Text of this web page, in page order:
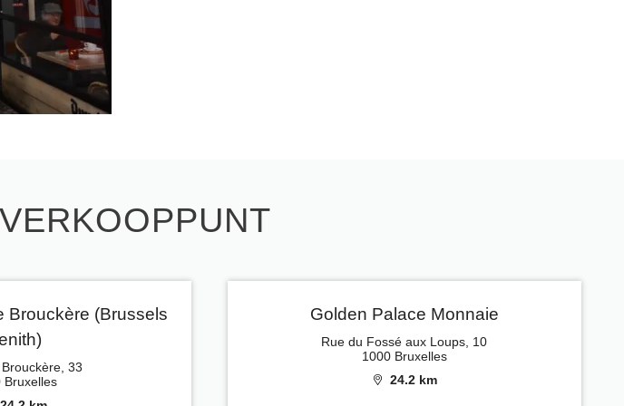
Brouckère (Brussels
33
Bruxelles
Golden Palace Monnaie
Rue du Fossé aux Loups, 10
1000 Bruxelles
24.2 km